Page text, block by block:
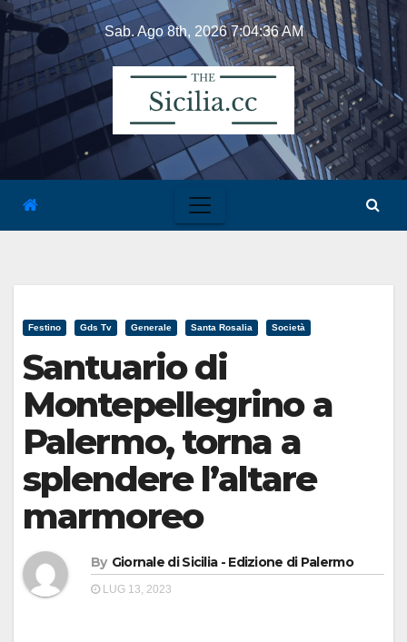
Skip
content
Sab. Ago 8th, 20267:04:36 AM
Festino Gds Tv Generale Santa Rosalia Società
Santuario di
Montepellegrino a
Palermo, torna a
splendere l’altare
marmoreo
By Giornale di Sicilia - Edizione di Palermo
LUG 13, 2023